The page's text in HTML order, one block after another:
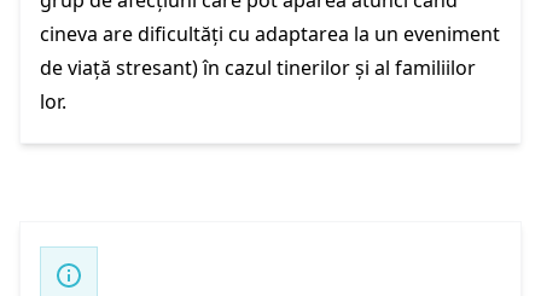
cineva are dificultăți cu adaptarea la un eveniment
de viață stresant) în cazul tinerilor și al familiilor
lor.